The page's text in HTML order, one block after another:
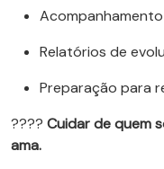
Relatórios de
Preparação para
???? Cuidar de quem
ama.